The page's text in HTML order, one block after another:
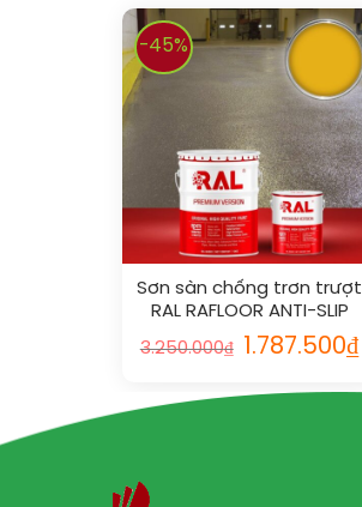
-45%
Sơn sàn chống trơn trượt
RAL RAFLOOR ANTI-SLIP
1003
3.250.000₫ 1.787.500₫